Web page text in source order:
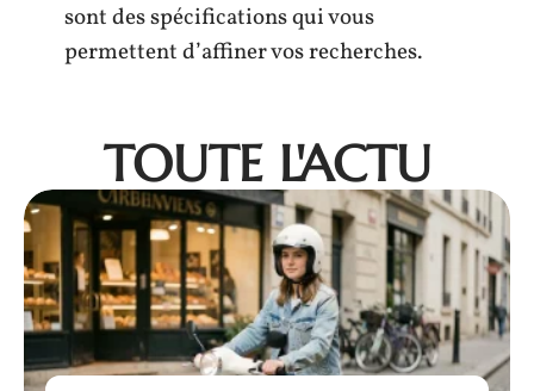
sont des spécifications qui vous
permettent d’affiner vos recherches.
TOUTE L'ACTU